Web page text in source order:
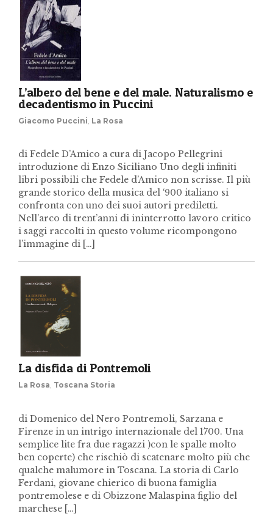
L’albero del bene e del male. Naturalismo e
decadentismo in Puccini
Giacomo Puccini La Rosa
di Fedele D’Amico a cura di Jacopo Pellegrini
introduzione di Enzo Siciliano Uno degli infiniti
libri possibili che Fedele d’Amico non scrisse. Il più
grande storico della musica del ‘900 italiano si
confronta con uno dei suoi autori prediletti.
Nell’arco di trent’anni di ininterrotto lavoro critico
i saggi raccolti in questo volume ricompongono
l’immagine di […]
La disfida di Pontremoli
La Rosa, Toscana Storia
di Domenico del Nero Pontremoli, Sarzana e
Firenze in un intrigo internazionale del 1700. Una
semplice lite fra due ragazzi )con le spalle molto
ben coperte) che rischiò di scatenare molto più che
qualche malumore in Toscana. La storia di Carlo
Ferdani, giovane chierico di buona famiglia
pontremolese e di Obizzone Malaspina figlio del
marchese […]